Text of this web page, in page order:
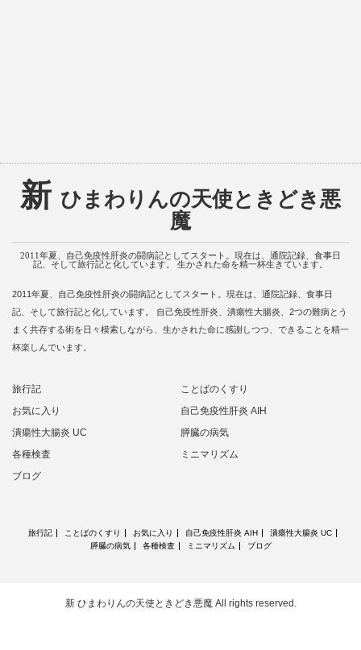
新 ひまわりんの天使ときどき悪
魔
2011年夏、自己免疫性肝炎の闘病記としてスタート。現在は、通院記録、食事日
記、そして旅行記と化しています。 生かされた命を精一杯生きています。
2011年夏、自己免疫性肝炎の闘病記としてスタート。現在は、通院記録、食事日
記、そして旅行記と化しています。 自己免疫性肝炎、潰瘍性大腸炎、2つの難病とう
まく共存する術を日々模索しながら、生かされた命に感謝しつつ、できることを精一
杯楽しんでいます。
旅行記
ことばのくすり
お気に入り
自己免疫性肝炎 AIH
潰瘍性大腸炎 UC
膵臓の病気
各種検査
ミニマリズム
ブログ
旅行記 ことばのくすり お気に入り 自己免疫性肝炎 AIH
潰瘍性大腸炎 UC
膵臓の病気
各種検査 ミニマリズム ブログ
新 ひまわりんの天使ときどき悪魔All rights reserved.